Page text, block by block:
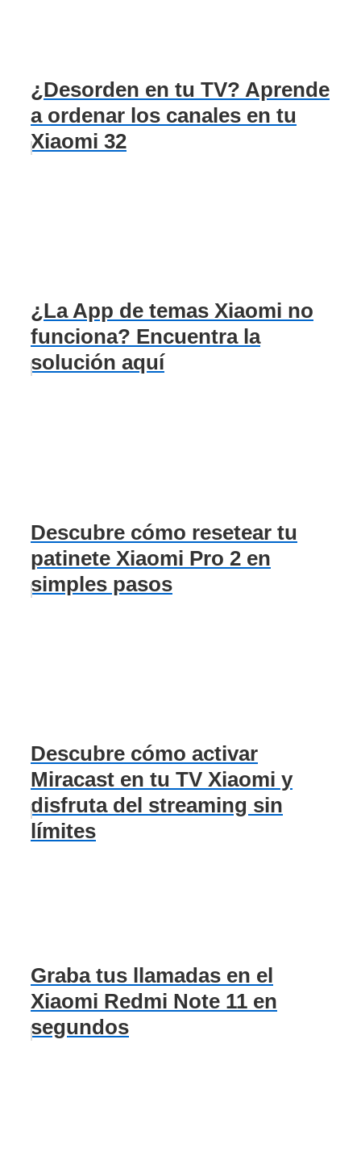
¿Desorden en tu TV? Aprende
a ordenar los canales en tu
Xiaomi 32
¿La App de temas Xiaomi no
funciona? Encuentra la
solución aquí
Descubre cómo resetear tu
patinete Xiaomi Pro 2 en
simples pasos
Descubre cómo activar
Miracast en tu TV Xiaomi y
disfruta del streaming sin
límites
Graba tus llamadas en el
Xiaomi Redmi Note 11 en
segundos